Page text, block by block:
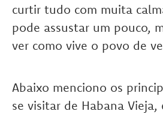
curtir tudo com muita
pode assustar um pouco,
ver como vive o povo de
Abaixo menciono os
se visitar de Habana